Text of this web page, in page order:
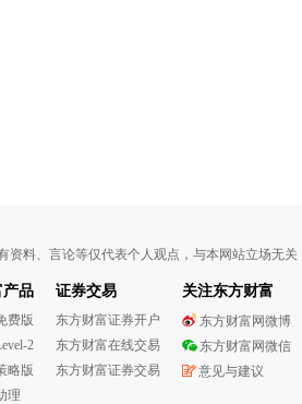
资料、言论等仅代表个人观点，与本网站立场无
产品
费版
2
略版
理
证券交易
东方财富证券开户
东方财富在线交易
东方财富证券交易
关注东方财富
东方财富网微博
东方财富网微信
意见与建议